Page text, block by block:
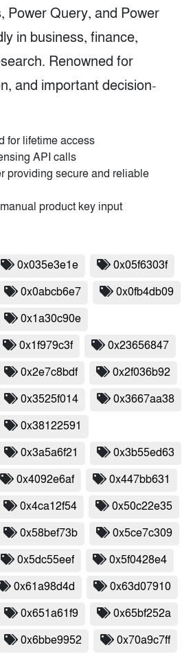
Power Query, and Power
in business, finance,
Renowned for
and important decision-
for lifetime access
API calls
providing secure and reliable
product key input
0x035e3e1e 0x05f6303f
0x0abcb6e7 0x0fb4db09
0x1a30c90e
0x1f979c3f 0x23656847
0x2e7c8bdf 0x2f036b92
0x3525f014 0x3667aa38
0x38122591
0x3a5a6f21 0x3b55ed63
0x4092e6af 0x447bb631
0x4ca12f54 0x50c22e35
0x58bef73b 0x5ce7c309
0x5dc55eef 0x5f0428e4
0x61a98d4d 0x63d07910
0x651a61f9 0x65bf252a
0x6bbe9952 0x70a9c7ff